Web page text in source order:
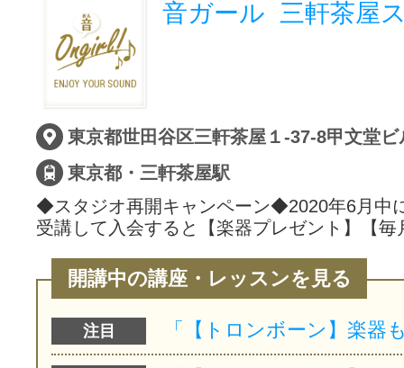
音ガール 三軒茶屋
東京都世田谷区三軒茶屋１-37-8甲文堂ビ
東京都・三軒茶屋駅
◆スタジオ再開キャンペーン◆2020年6月中
受講して入会すると【楽器プレゼント】【
開講中の講座・レッスンを見る
注目